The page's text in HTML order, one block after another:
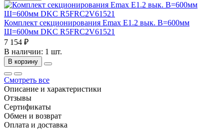
Комплект секционирования Emax E1.2 вык. В=600мм
Ш=600мм DKC R5FRC2V61521
7 154 ₽
В наличии: 1 шт.
В корзину
Смотреть все
Описание и характеристики
Отзывы
Сертификаты
Обмен и возврат
Оплата и доставка